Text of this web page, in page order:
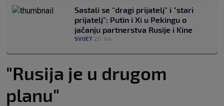
Sastali se "dragi prijatelj" i "stari
prijatelj": Putin i Xi u Pekingu o
jačanju partnerstva Rusije i Kine
SVIJET 20. svi.
"Rusija je u drugom
planu"